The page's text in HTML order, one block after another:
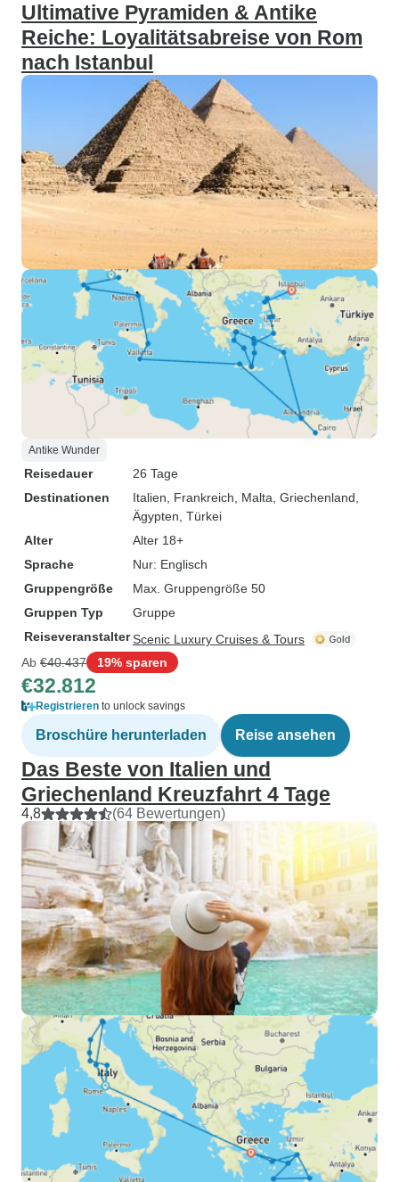
Ultimative Pyramiden & Antike
Reiche: Loyalitätsabreise von Rom
nach Istanbul
Antike Wunder
Reisedauer
26 Tage
Destinationen
Italien , Frankreich , Malta , Griechenland
Ägypten , Türkei
Alter
Alter 18+
Sprache
Nur: Englisch
Gruppengröße
Max. Gruppengröße 50
Gruppen Typ
Gruppe
ReiseveranstalterScenic Luxury Cruises & Tours
Ab €40.437 19% sparen
€32.812
Registrieren to unlock savings
Broschüre herunterladen Reise ansehen
Das Beste von Italien und
Griechenland Kreuzfahrt 4 Tage
4,8 (64 Bewertungen)